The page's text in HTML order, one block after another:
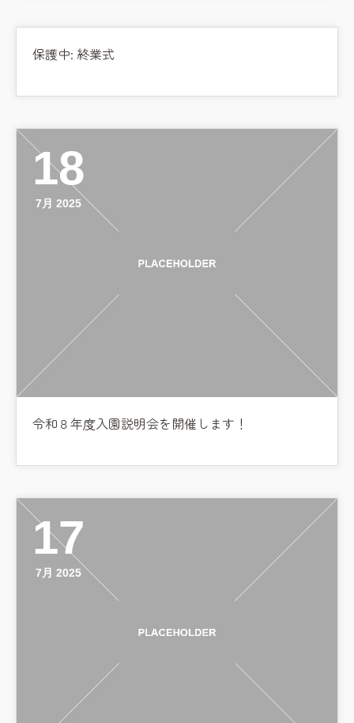
保護中: 終業式
18
7月 2025
令和８年度入園説明会を開催します！
17
7月 2025